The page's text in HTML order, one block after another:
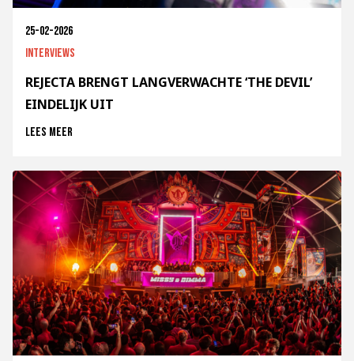
25-02-2026
Interviews
REJECTA BRENGT LANGVERWACHTE ‘THE DEVIL’
EINDELIJK UIT
Lees meer